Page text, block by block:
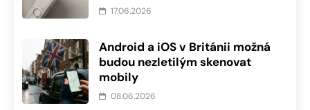
17.06.2026
Android a iOS v Británii možná
budou nezletilým skenovat
mobily
08.06.2026